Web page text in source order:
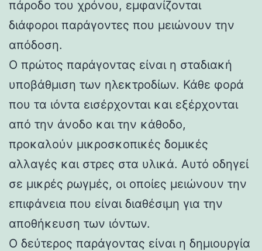
πάροδο του χρόνου, εμφανίζονται
διάφοροι παράγοντες που μειώνουν την
απόδοση.
Ο πρώτος παράγοντας είναι η σταδιακή
υποβάθμιση των ηλεκτροδίων. Κάθε φορά
που τα ιόντα εισέρχονται και εξέρχονται
από την άνοδο και την κάθοδο,
προκαλούν μικροσκοπικές δομικές
αλλαγές και στρες στα υλικά. Αυτό οδηγεί
σε μικρές ρωγμές, οι οποίες μειώνουν την
επιφάνεια που είναι διαθέσιμη για την
αποθήκευση των ιόντων.
Ο δεύτερος παράγοντας είναι η δημιουργία